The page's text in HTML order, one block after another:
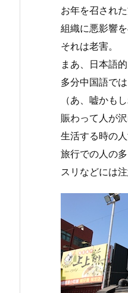
お年を召され
組織に悪影響
それは老害。
まあ、日本語
多分中国語では
（あ、嘘かも
賑わって人が沢
生活する時の
旅行での人の
スリなどには